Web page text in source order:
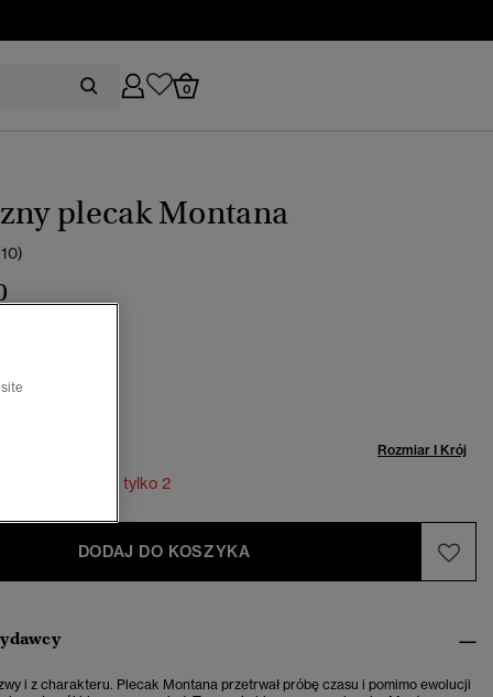
0
plecak Montana
Rozmiar I Krój
Pozostało tylko 2
DODAJ DO KOSZYKA
i z charakteru. Plecak Montana przetrwał próbę czasu i pomimo ewolucji